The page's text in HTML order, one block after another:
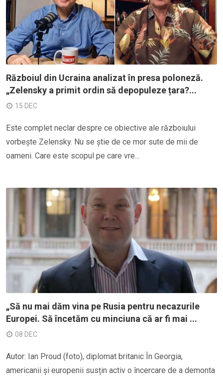
Războiul din Ucraina analizat în presa poloneză.
„Zelensky a primit ordin să depopuleze țara?...
15 DEC
Este complet neclar despre ce obiective ale războiului
vorbește Zelensky. Nu se știe de ce mor sute de mii de
oameni. Care este scopul pe care vre...
„Să nu mai dăm vina pe Rusia pentru necazurile
Europei. Să încetăm cu minciuna că ar fi mai ...
08 DEC
Autor: Ian Proud (foto), diplomat britanic În Georgia,
americanii și europenii susțin activ o încercare de a demonta